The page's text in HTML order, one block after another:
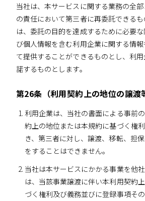
当社は、本サービスに関する業務の全
の責任において第三者に再委託できる
は、委託の目的を達成するために必要
び個人情報を含む利用企業に関する情
て提供することができるものとし、利
諾するものとします。
第26条（利用契約上の地位の譲渡
利用企業は、当社の書面による事前
約上の地位または本規約に基づく権
き、第三者に対し、譲渡、移転、担
をすることはできません。
当社は本サービスにかかる事業を他
は、当該事業譲渡に伴い本利用契約
づく権利及び義務並びに登録事項そ